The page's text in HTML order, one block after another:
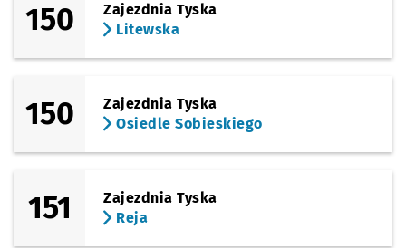
150
Zajezdnia Tyska
Litewska
150
Zajezdnia Tyska
Osiedle Sobieskiego
151
Zajezdnia Tyska
Reja